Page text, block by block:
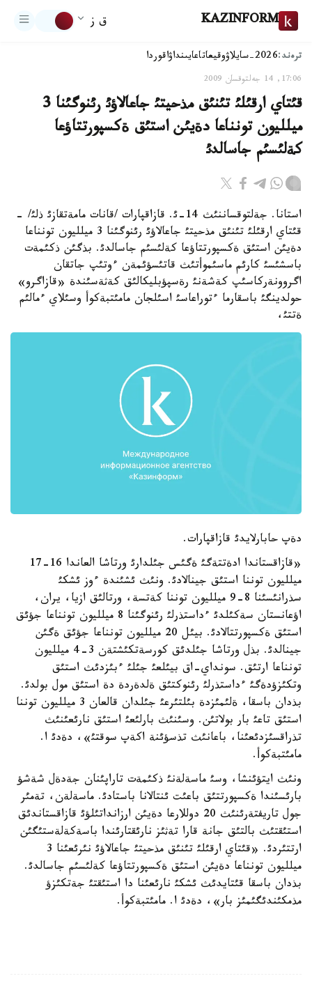
KAZINFORM ق ز
ترەند:2026-سايلاۋ وقيعاتاعايىنداۋاقوردا
17:06, 14 جەلتوقسان 2009
قئتاي ارقئلئ تئنئق مذحيتئ جاعالاؤئ رئنوگئنا 3
ميلليون تونناعا دةيئن استئق ةكسپورتتاؤعا
كةلئسئم جاسالدئ
استانا. جةلتوقساننئث 14-ئ. قازاقپارات /قانات مامةتقازئ ذلئ/ -
قئتاي ارقئلئ تئنئق مذحيتئ جاعالاؤئ رئنوگئنا 3 ميلليون تونناعا
دةيئن استئق ةكسپورتتاؤعا كةلئسئم جاسالدئ. بذگئن ذكئمةت
باسشئسئ كارئم ماسئموأتئث قاتئسؤئمةن ءوتئپ جاتقان
اگروونةركاسئپ كةشةنئ رةسپؤبليكالئق كةثةسئندة «قازاگرو»
حولدينگئ باسقارما ءتوراعاسئ اسئلجان مامئتبةكوأ وسئلاي ءمالئم
ةتتئ،
دةپ حابارلايدئ قازاقپارات.
«قازاقستاندا ادةتتةگئ ةگئس جئلدارئ ورتاشا العاندا 16-17
ميلليون توننا استئق جينالادئ. ونئث ئشئندة ءوز ئشكئ
سذرانئسئنا 8-9 ميلليون توننا كةتسة، ورتالئق ازيا، يران،
اؤعانستان سةكئلدئ ءداستذرلئ رئنوگئنا 8 ميلليون تونناعا جؤئق
استئق ةكسپورتتالادئ. بيئل 20 ميلليون تونناعا جؤئق ةگئن
جينالدئ. بذل ورتاشا جئلدئق كورسةتكئشتةن 3-4 ميلليون
تونناعا ارتئق. سونداي-اق بيئلعئ جئلئ ءبئزدئث استئق
وتكئزؤدةگئ ءداستذرلئ رئنوكتئق ةلدةردة دة استئق مول بولدئ.
بذدان باسقا، ةلئمئزدة بئلتئرعئ جئلدان قالعان 3 ميلليون توننا
استئق تاعئ بار بولاتئن. وسئنئث بارلئعئ استئق نارئعئنئث
تذراقسئزدئعئنا، باعانئث تذسؤئنة اكةپ سوقتئ»، دةدئ ا.
مامئتبةكوأ.
ونئث ايتؤئنشا، وسئ ماسةلةنئ ذكئمةت تاراپئنان جةدةل شةشؤ
بارئسئندا ةكسپورتتئق باعئت ئنتالانا باستادئ. ماسةلةن، تةمئر
جول تاريفتةرئنئث 20 دوللارعا دةيئن ارزانداتئلؤئ قازاقستاندئق
استئقتئث بالتئق جانة قارا تةثئز نارئقتارئندا باسةكةلةستئگئن
ارتتئردئ. «قئتاي ارقئلئ تئنئق مذحيتئ جاعالاؤئ نئرئعئنا 3
ميلليون تونناعا دةيئن استئق ةكسپورتتاؤعا كةلئسئم جاسالدئ.
بذدان باسقا قئتايدئث ئشكئ نارئعئنا دا استئقتئ جةتكئزؤ
مذمكئندئگئمئز بار»، دةدئ ا. مامئتبةكوأ.